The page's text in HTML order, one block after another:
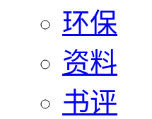
环保
资料
书评